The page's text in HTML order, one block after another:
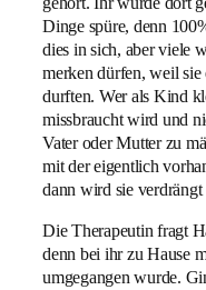
Dinge spüre, denn
dies in sich, aber viele
merken dürfen, weil
durften. Wer als Kind
missbraucht wird und
Vater oder Mutter zu
mit der eigentlich
dann wird sie
Die Therapeutin fragt
denn bei ihr zu Hause
umgegangen wurde.